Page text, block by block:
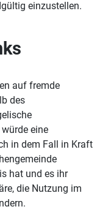
einzustellen.
auf fremde
des
eine
in dem Fall in Kraft
hat und es ihr
die Nutzung im